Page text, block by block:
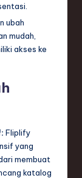
ubah
mudah,
akses ke
Fliplify
yang
membuat
katalog